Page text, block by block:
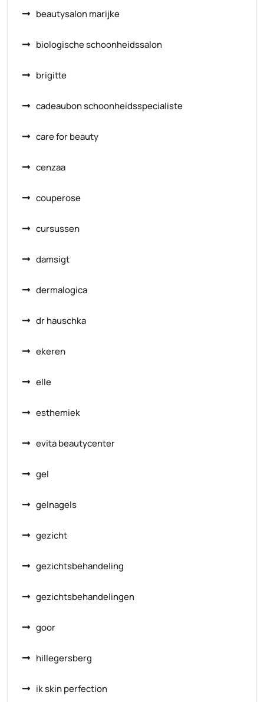
beautysalon marijke
biologische schoonheidssalon
brigitte
cadeaubon schoonheidsspecialiste
care for beauty
cenzaa
couperose
cursussen
damsigt
dermalogica
dr hauschka
ekeren
elle
esthemiek
evita beautycenter
gel
gelnagels
gezicht
gezichtsbehandeling
gezichtsbehandelingen
goor
hillegersberg
ik skin perfection